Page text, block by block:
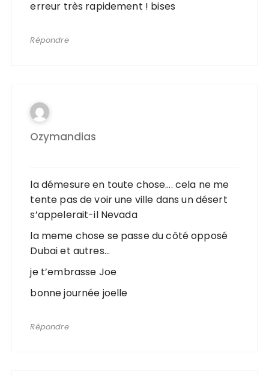
erreur très rapidement ! bises
Répondre
Ozymandias
la démesure en toute chose…. cela ne me
tente pas de voir une ville dans un désert
s’appelerait-il Nevada
la meme chose se passe du côté opposé
Dubai et autres…
je t’embrasse Joe
bonne journée joelle
Répondre